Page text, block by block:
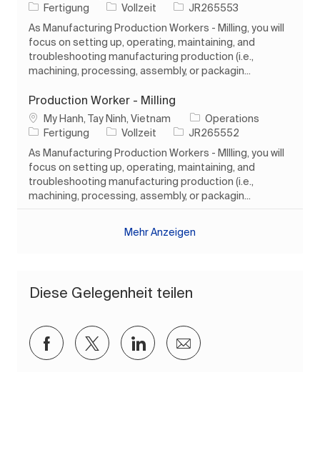
Kategorie
Fertigung Auftragstyp
Vollzeit Auftrags-ID
JR265553
As Manufacturing Production Workers - Milling, you will
focus on setting up, operating, maintaining, and
troubleshooting manufacturing production (i.e.,
machining, processing, assembly, or packagin...
Production Worker - Milling
Ort My Hanh, Tay Ninh, Vietnam
Operations
Kategorie
Fertigung Auftragstyp
Vollzeit Auftrags-ID
JR265552
As Manufacturing Production Workers - MIlling, you will
focus on setting up, operating, maintaining, and
troubleshooting manufacturing production (i.e.,
machining, processing, assembly, or packagin...
Mehr Anzeigen
Diese Gelegenheit teilen
Über Facebook teilen
Über Twitter teilen
Über LinkedIn teilen
Per E-Mail teilen